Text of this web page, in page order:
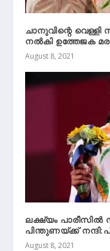
ചാനുവിന്റെ
നല്‍കി ഉത്തേജക
August 8, 2021
ലക്ഷ്യം പാരീസില്‍
പിന്തുണയ്‌ക്ക്
August 8, 2021